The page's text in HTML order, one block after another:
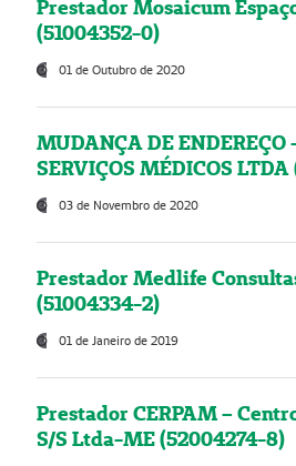
Prestador Mosaicum
(51004352-0)
01 de Outubro de 2020
MUDANÇA DE ENDEREÇO
SERVIÇOS MÉDICOS
03 de Novembro de 2020
Prestador Medlife
(51004334-2)
01 de Janeiro de 2019
Prestador CERPAM –
S/S Ltda-ME (52004274-8)